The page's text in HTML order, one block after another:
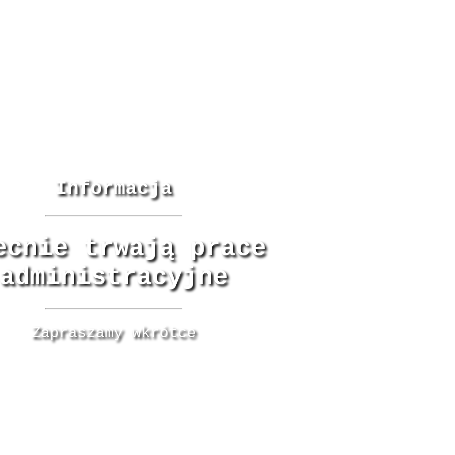
Informacja
trwają prace
administracyjne
Zapraszamy wkrótce